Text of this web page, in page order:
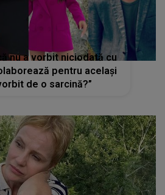
nu a vorbit niciodată cu
pentru același
de o sarcină?”